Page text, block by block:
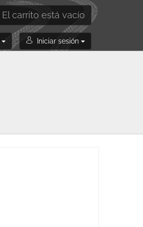
El carrito está vacío
Iniciar sesión